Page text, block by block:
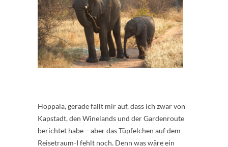
Hoppala, gerade fällt mir auf, dass ich zwar von
Kapstadt, den Winelands und der Gardenroute
berichtet habe – aber das Tüpfelchen auf dem
Reisetraum-I fehlt noch. Denn was wäre ein